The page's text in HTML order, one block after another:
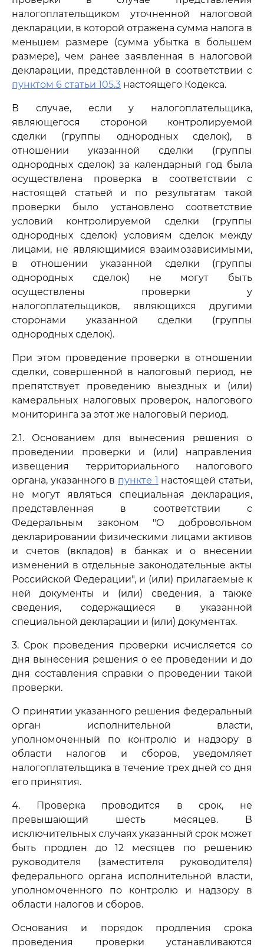
налогоплательщиком уточненной налоговой
декларации, в которой отражена сумма налога в
меньшем размере (сумма убытка в большем
размере), чем ранее заявленная в налоговой
декларации, представленной в соответствии с
пунктом 6 статьи 105.3 настоящего Кодекса.
В случае, если у налогоплательщика,
являющегося стороной контролируемой
сделки (группы однородных сделок), в
отношении указанной сделки (группы
однородных сделок) за календарный год была
осуществлена проверка в соответствии с
настоящей статьей и по результатам такой
проверки было установлено соответствие
условий контролируемой сделки (группы
однородных сделок) условиям сделок между
лицами, не являющимися взаимозависимыми,
в отношении указанной сделки (группы
однородных сделок) не могут быть
осуществлены проверки у
налогоплательщиков, являющихся другими
сторонами указанной сделки (группы
однородных сделок).
При этом проведение проверки в отношении
сделки, совершенной в налоговый период, не
препятствует проведению выездных и (или)
камеральных налоговых проверок, налогового
мониторинга за этот же налоговый период.
2.1. Основанием для вынесения решения о
проведении проверки и (или) направления
извещения территориального налогового
органа, указанного в пункте 1 настоящей статьи,
не могут являться специальная декларация,
представленная в соответствии с
Федеральным законом "О добровольном
декларировании физическими лицами активов
и счетов (вкладов) в банках и о внесении
изменений в отдельные законодательные акты
Российской Федерации", и (или) прилагаемые к
ней документы и (или) сведения, а также
сведения, содержащиеся в указанной
специальной декларации и (или) документах.
3. Срок проведения проверки исчисляется со
дня вынесения решения о ее проведении и до
дня составления справки о проведении такой
проверки.
О принятии указанного решения федеральный
орган исполнительной власти,
уполномоченный по контролю и надзору в
области налогов и сборов, уведомляет
налогоплательщика в течение трех дней со дня
его принятия.
4. Проверка проводится в срок, не
превышающий шесть месяцев. В
исключительных случаях указанный срок может
быть продлен до 12 месяцев по решению
руководителя (заместителя руководителя)
федерального органа исполнительной власти,
уполномоченного по контролю и надзору в
области налогов и сборов.
Основания и порядок продления срока
проведения проверки устанавливаются